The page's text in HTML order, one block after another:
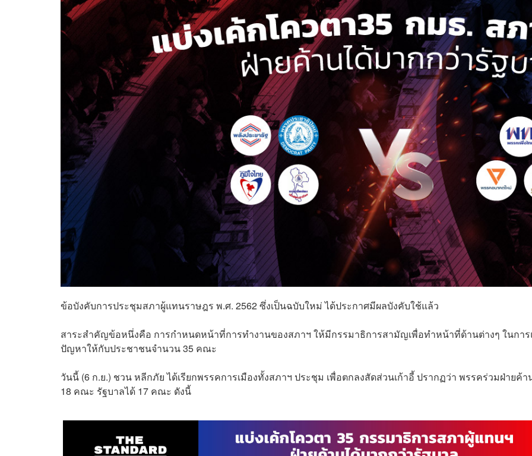
ข้อบังคับการประชุมสภาผู้แทนราษฎร พ.ศ. 2562 ซึ่งเป็นฉบับใหม่ ได้ประกาศมีผลบังคับใช้แล้ว
สาระสำคัญข้อหนึ่งคือ การกำหนดหน้าที่การทำงานของสภาฯ ให้มีกรรมาธิการสามัญเพื่อทำหน้าที่ด้านต่างๆ ในกา
ปัญหาให้กับประชาชนจำนวน 35 คณะ
วันนี้ (6 ก.ย.) ชวน หลีกภัย ได้เรียกพรรคการเมืองทั้งสภาฯ ประชุม เพื่อตกลงสัดส่วนเก้าอี้ ปรากฏว่า พรรคร่วมฝ่ายค้า
18 คณะ รัฐบาลได้ 17 คณะ ดังนี้